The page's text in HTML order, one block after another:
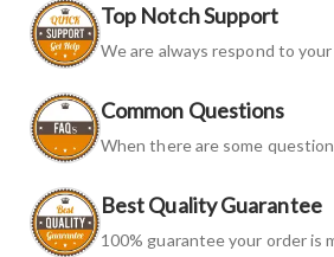
Top Notch Support
We are always respond to
Common Questions
When there are some
Best Quality Guarantee
100% guarantee your order is